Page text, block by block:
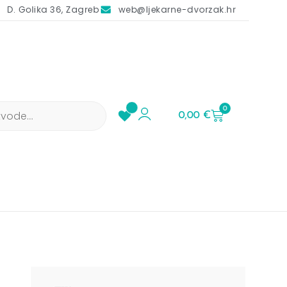
D. Golika 36, Zagreb web@ljekarne-dvorzak.hr
0,00€
0